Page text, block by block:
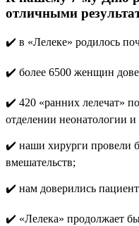
отличными
✔️ в «Лелеке» родилось
✔️ более 6500 женщин
✔️ 420 «ранних лелечат»
отделении неонатологии
✔️ наши хирурги провели
вмешательств;
✔️ нам доверились
✔️ «Лелека» продолжает